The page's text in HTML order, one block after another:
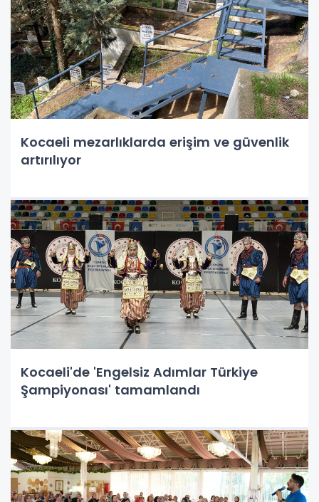
Kocaeli mezarlıklarda erişim ve güvenlik
artırılıyor
Kocaeli'de 'Engelsiz Adımlar Türkiye
Şampiyonası' tamamlandı